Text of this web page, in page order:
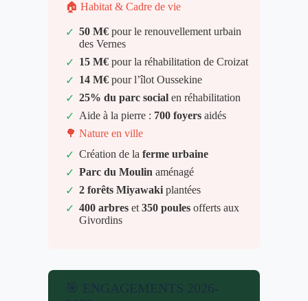
🏠 Habitat & Cadre de vie
✓ 50 M€ pour le renouvellement urbain
des Vernes
✓ 15 M€ pour la réhabilitation de Croizat
✓ 14 M€ pour l’îlot Oussekine
✓ 25% du parc social en réhabilitation
✓ Aide à la pierre : 700 foyers aidés
🌳 Nature en ville
✓ Création de la ferme urbaine
✓ Parc du Moulin aménagé
✓ 2 forêts Miyawaki plantées
✓ 400 arbres et 350 poules offerts aux
Givordins
🎯 ENGAGEMENTS 2026-